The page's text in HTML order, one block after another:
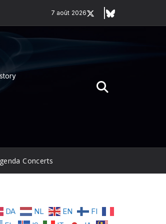
7 août 2026
Concerts
DA NL EN
FI